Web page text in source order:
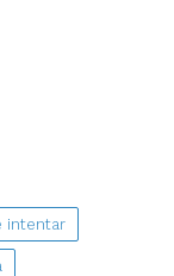
intentar